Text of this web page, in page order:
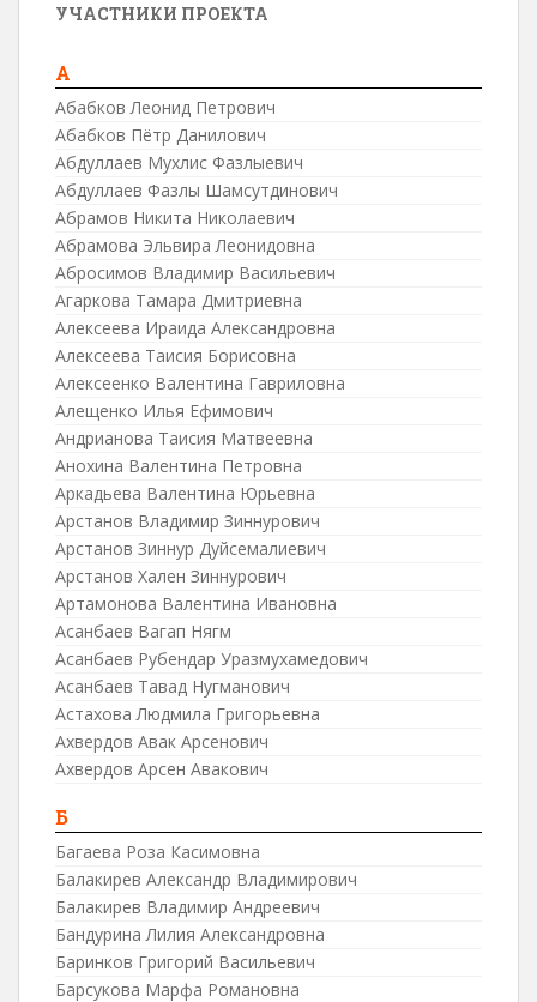
УЧАСТНИКИ ПРОЕКТА
А
Абабков Леонид Петрович
Абабков Пётр Данилович
Абдуллаев Мухлис Фазлыевич
Абдуллаев Фазлы Шамсутдинович
Абрамов Никита Николаевич
Абрамова Эльвира Леонидовна
Абросимов Владимир Васильевич
Агаркова Тамара Дмитриевна
Алексеева Ираида Александровна
Алексеева Таисия Борисовна
Алексеенко Валентина Гавриловна
Алещенко Илья Ефимович
Андрианова Таисия Матвеевна
Анохина Валентина Петровна
Аркадьева Валентина Юрьевна
Арстанов Владимир Зиннурович
Арстанов Зиннур Дуйсемалиевич
Арстанов Хален Зиннурович
Артамонова Валентина Ивановна
Асанбаев Вагап Нягм
Асанбаев Рубендар Уразмухамедович
Асанбаев Тавад Нугманович
Астахова Людмила Григорьевна
Ахвердов Авак Арсенович
Ахвердов Арсен Авакович
Б
Багаева Роза Касимовна
Балакирев Александр Владимирович
Балакирев Владимир Андреевич
Бандурина Лилия Александровна
Баринков Григорий Васильевич
Барсукова Марфа Романовна